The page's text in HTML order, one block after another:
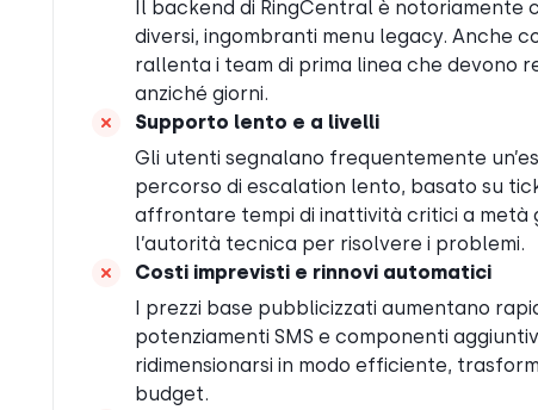
Il backend di RingCentral è notoriamente
diversi, ingombranti menu legacy. Anche
rallenta i team di prima linea che devono
anziché giorni.
Supporto lento e a livelli
Gli utenti segnalano frequentemente
percorso di escalation lento, basato su
affrontare tempi di inattività critici a metà
l’autorità tecnica per risolvere i problemi.
Costi imprevisti e rinnovi automatici
I prezzi base pubblicizzati aumentano
potenziamenti SMS e componenti
ridimensionarsi in modo efficiente,
budget.